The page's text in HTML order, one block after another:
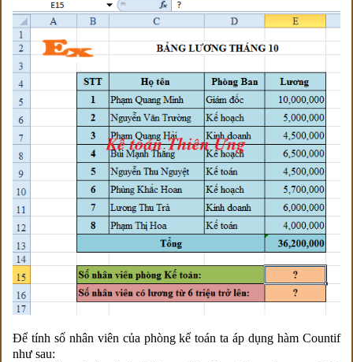
Để tính số nhân viên của phòng kế toán ta áp dụng hàm Countif
như sau: